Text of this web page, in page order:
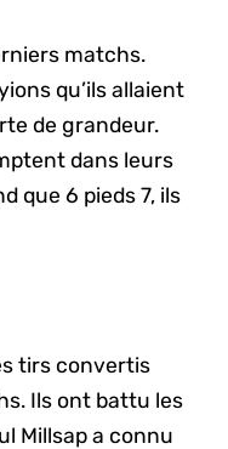
matchs.
qu’ils allaient
de grandeur.
dans leurs
que 6 pieds 7, ils
tirs convertis
Ils ont battu les
Millsap a connu